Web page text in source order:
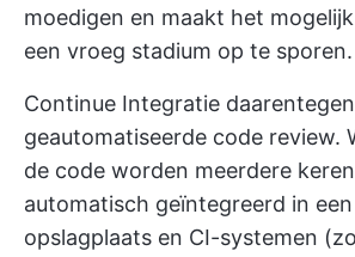
moedigen en maakt het
een vroeg stadium op te sporen.
Continue Integratie
geautomatiseerde code review.
de code worden meerdere
automatisch geïntegreerd in
opslagplaats en CI-systemen